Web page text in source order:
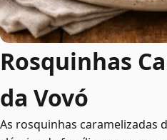
Rosquinhas
da Vovó
As rosquinhas caramelizadas